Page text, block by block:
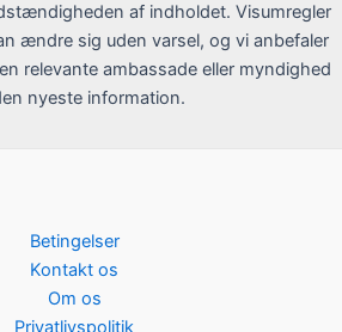
af indholdet. Visumregler
ændre sig uden varsel, og vi anbefaler
relevante ambassade eller myndighed
nyeste information.
Betingelser
Kontakt os
Om os
Privatlivspolitik